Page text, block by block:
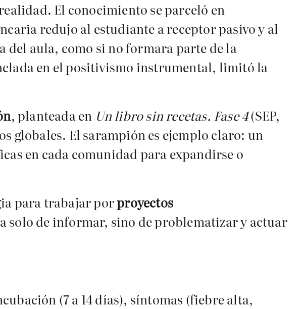
El conocimiento se parceló en
redujo al estudiante a receptor pasivo y al
del aula, como si no formara parte de la
en el positivismo instrumental, limitó la
, planteada en Un libro sin recetas. Fase 4(SEP,
globales. El sarampión es ejemplo claro: un
en cada comunidad para expandirse o
para trabajar porproyectos
solo de informar, sino de problematizar y actuar
(7 a 14 días), síntomas (fiebre alta,